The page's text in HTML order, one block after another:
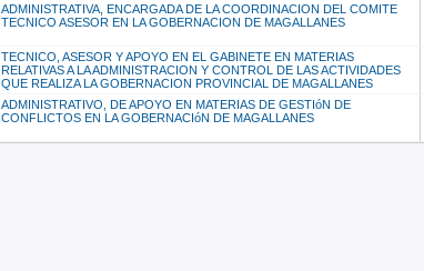
ADMINISTRATIVA, ENCARGADA DE LA COORDINACION DEL COMITE
TECNICO ASESOR EN LA GOBERNACION DE MAGALLANES
TECNICO, ASESOR Y APOYO EN EL GABINETE EN MATERIAS
RELATIVAS A LA ADMINISTRACION Y CONTROL DE LAS ACTIVIDADES
QUE REALIZA LA GOBERNACION PROVINCIAL DE MAGALLANES
ADMINISTRATIVO, DE APOYO EN MATERIAS DE GESTIóN DE
CONFLICTOS EN LA GOBERNACIóN DE MAGALLANES